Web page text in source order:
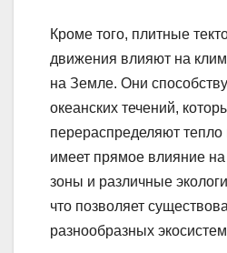
Кроме того, плитные
движения влияют на
на Земле. Они
океанских течений,
перераспределяют тепло
имеет прямое влияние на
зоны и различные
что позволяет
разнообразных